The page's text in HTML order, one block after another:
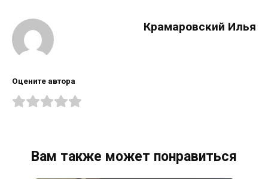
Крамаровский Илья
Оцените автора
Вам также может понравиться